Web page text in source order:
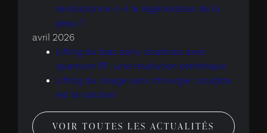
révolutionne-t-il la régénération de la
peau ?
avril 2026
Lifting du bras sans cicatrices avec
quantum RF : une révolution esthétique
Lifting du visage sans chirurgie : sculptra
est la solution
VOIR TOUTES LES ACTUALITÉS